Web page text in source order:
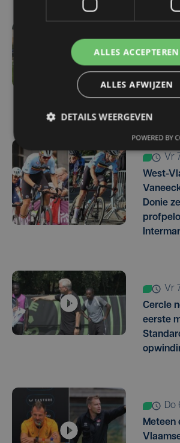
vr
Zulte
tegen
ambitie
West-
Donie
vr
Cercle
eerste
Meteen
ALLES ACCEPTEREN
ALLES AFWIJZEN
DETAILS WEERGEVEN
POWERED BY